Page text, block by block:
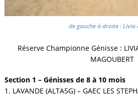
de gauche à droite : Livia
Réserve Championne Génisse :
MAGOUBERT
Section 1 – Génisses de 8 à 10 mois
1. LAVANDE (ALTA5G) – GAEC LES